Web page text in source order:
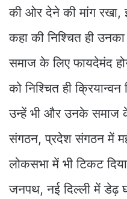
की ओर देने की मांग रखा,
कहा की निश्चित ही
समाज के लिए फायदेमंद
को निश्चित ही
उन्हें भी और उनके समाज के
संगठन, प्रदेश संगठन में
लोकसभा में भी टिकट
जनपथ, नई दिल्ली में डेढ़